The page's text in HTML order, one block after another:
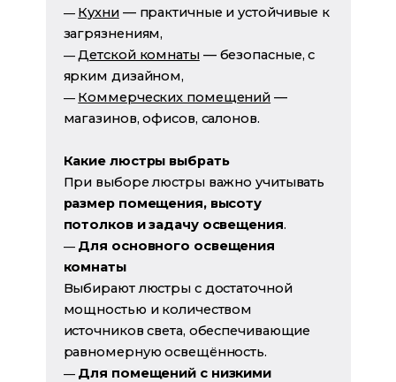
— Кухни— практичные и устойчивые к
загрязнениям,
— Детской комнаты— безопасные, с
ярким дизайном,
— Коммерческих помещений —
магазинов, офисов, салонов.
Какие люстры выбрать
При выборе люстры важно учитывать
размер помещения, высоту
потолков и задачу освещения.
— Для основного освещения
комнаты
Выбирают люстры с достаточной
мощностью и количеством
источников света, обеспечивающие
равномерную освещённость.
— Для помещений с низкими